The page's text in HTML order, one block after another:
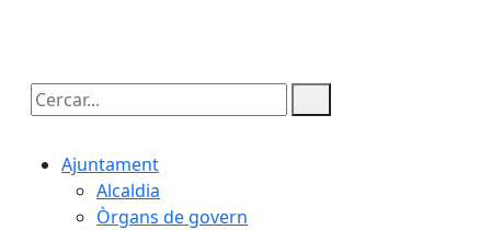
Cercar:
Ajuntament
Alcaldia
Òrgans de govern